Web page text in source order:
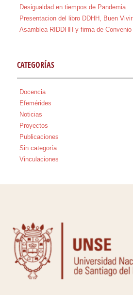
Desigualdad en tiempos de Pandemia
Presentacion del libro DDHH, Buen
Asamblea RIDDHH y firma de
CATEGORÍAS
Docencia
Efemérides
Noticias
Proyectos
Publicaciones
Sin categoría
Vinculaciones